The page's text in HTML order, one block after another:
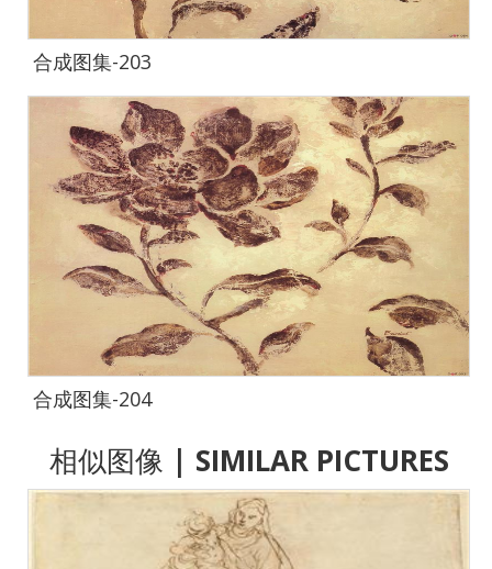
合成图集-203
合成图集-204
相似图像 | SIMILAR PICTURES